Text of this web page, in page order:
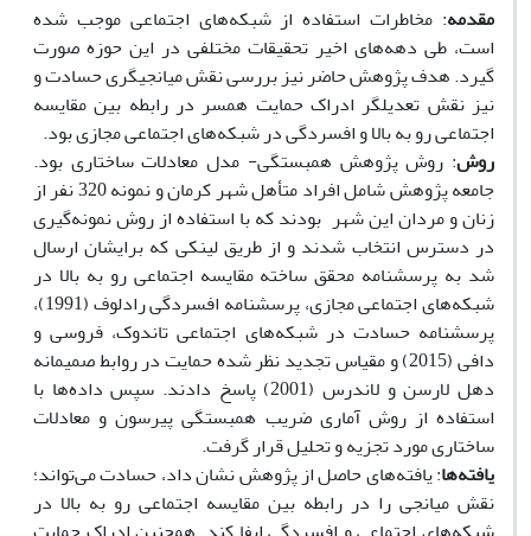
مقدمه: مخاطرات استفاده از شبکه‌های اجتماعی موجب شده
است، طی دهه‌های اخیر تحقیقات مختلفی در این حوزه صورت
گیرد. هدف پژوهش حاضر نیز بررسی نقش میانجیگری حسادت و
نیز نقش تعدیلگر ادراک حمایت همسر در رابطه بین مقایسه
اجتماعی رو به بالا و افسردگی در شبکه‌های اجتماعی مجازی بود.
روش: روش پژوهش همبستگی- مدل معادلات ساختاری بود.
جامعه پژوهش شامل افراد متأهل شهر کرمان و نمونه 320 نفر از
زنان و مردان این شهر بودند که با استفاده از روش نمونه‌گیری
در دسترس انتخاب شدند و از طریق لینکی که برایشان ارسال
شد به پرسشنامه محقق ساخته مقایسه اجتماعی رو به بالا در
شبکه‌های اجتماعی مجازی، پرسشنامه افسردگی رادلوف (1991)،
پرسشنامه حسادت در شبکه‌های اجتماعی تاندوک، فروسی و
دافی (2015) و مقیاس تجدید نظر شده حمایت در روابط صمیمانه
دهل لارسن و لاندرس (2001) پاسخ دادند. سپس داده‌ها با
استفاده از روش آماری ضریب همبستگی پیرسون و معادلات
ساختاری مورد تجزیه و تحلیل قرار گرفت.
یافته‌ها: یافته‌های حاصل از پژوهش نشان داد، حسادت می‌تواند؛
نقش میانجی را در رابطه بین مقایسه اجتماعی رو به بالا در